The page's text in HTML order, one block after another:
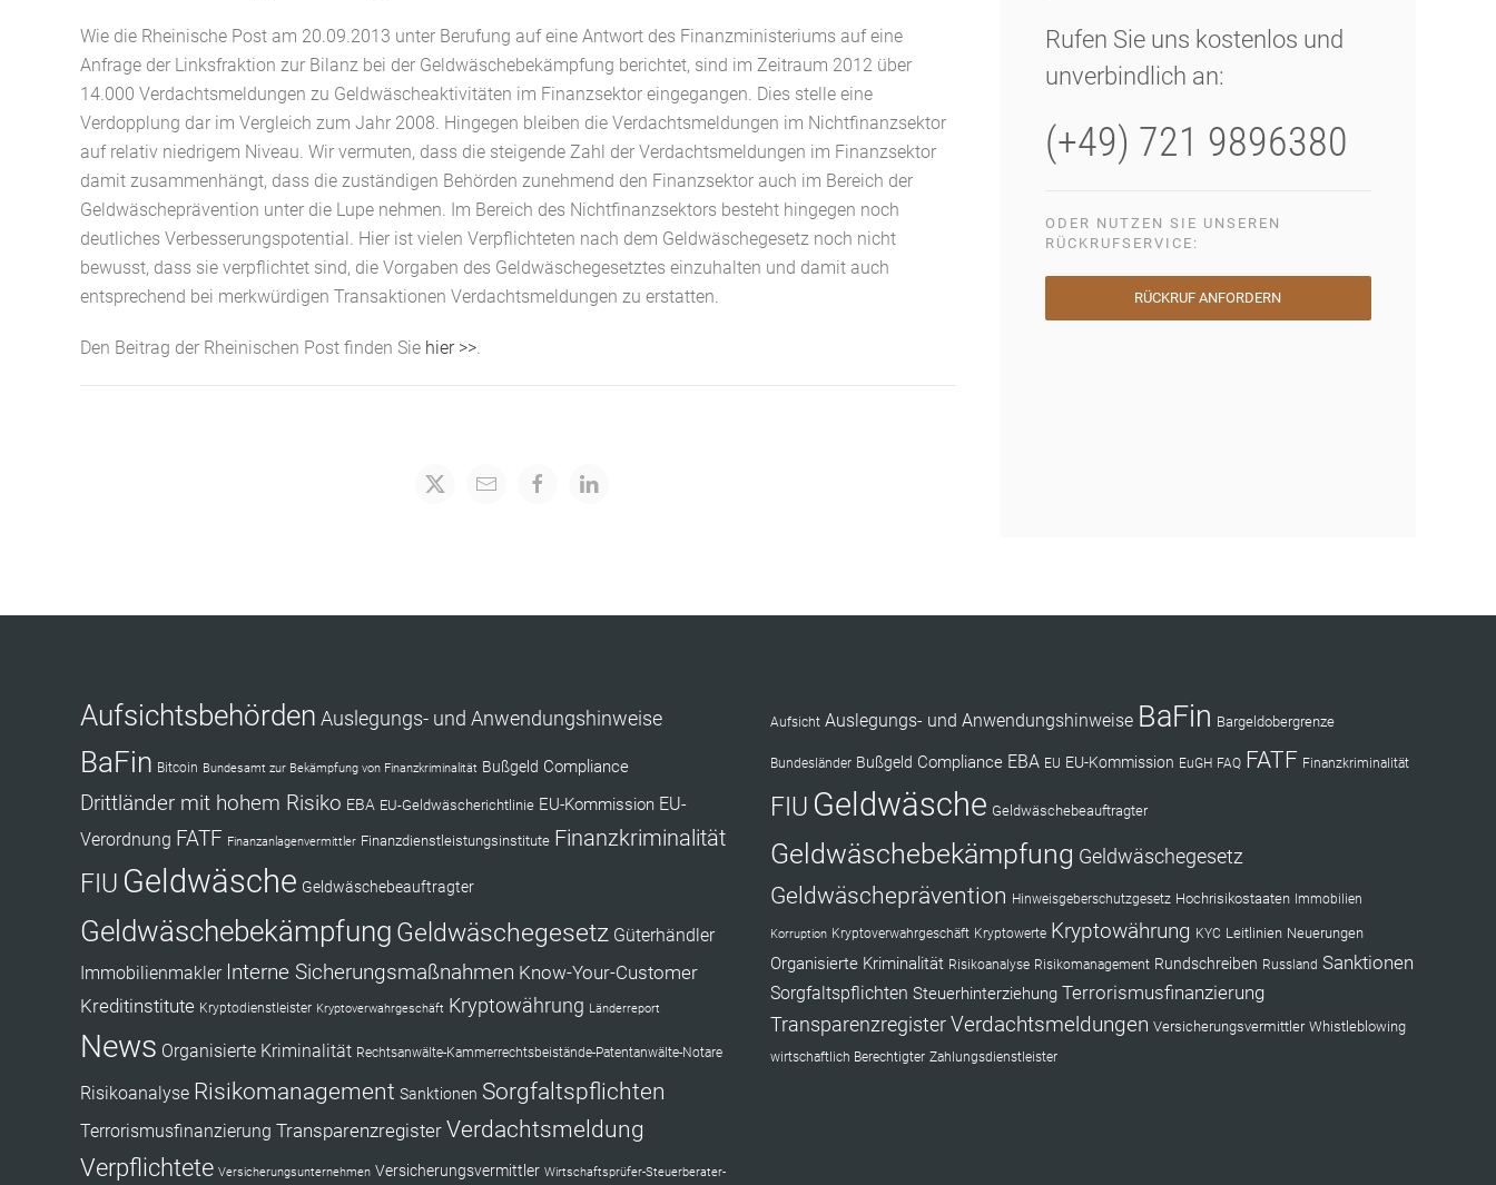
Wie die Rheinische Post am 20.09.2013 unter Berufung auf eine Antwort des Finanzministeriums auf eine
Anfrage der Linksfraktion zur Bilanz bei der Geldwäschebekämpfung berichtet, sind im Zeitraum 2012 über
14.000 Verdachtsmeldungen zu Geldwäscheaktivitäten im Finanzsektor eingegangen. Dies stelle eine
Verdopplung dar im Vergleich zum Jahr 2008. Hingegen bleiben die Verdachtsmeldungen im Nichtfinanzsektor
auf relativ niedrigem Niveau. Wir vermuten, dass die steigende Zahl der Verdachtsmeldungen im Finanzsektor
damit zusammenhängt, dass die zuständigen Behörden zunehmend den Finanzsektor auch im Bereich der
Geldwäscheprävention unter die Lupe nehmen. Im Bereich des Nichtfinanzsektors besteht hingegen noch
deutliches Verbesserungspotential. Hier ist vielen Verpflichteten nach dem Geldwäschegesetz noch nicht
bewusst, dass sie verpflichtet sind, die Vorgaben des Geldwäschegesetztes einzuhalten und damit auch
entsprechend bei merkwürdigen Transaktionen Verdachtsmeldungen zu erstatten.
Den Beitrag der Rheinischen Post finden Sie hier >>
Rufen Sie uns kostenlos und
unverbindlich an:
(+49) 721 9896380
ODER NUTZEN SIE UNSEREN
RÜCKRUFSERVICE:
RÜCKRUF ANFORDERN
Aufsichtsbehörden Auslegungs- und Anwendungshinweise
BaFin Bitcoin Bundesamt zur Bekämpfung von Finanzkriminalität Bußgeld Compliance
Drittländer mit hohem Risiko EBA EU-Geldwäscherichtlinie EU-Kommission EU-
Verordnung FATF Finanzanlagenvermittler Finanzdienstleistungsinstitute Finanzkriminalität
FIU Geldwäsche Geldwäschebeauftragter
Geldwäschebekämpfung Geldwäschegesetz Güterhändler
Immobilienmakler Interne Sicherungsmaßnahmen Know-Your-Customer
Kreditinstitute Kryptodienstleister Kryptoverwahrgeschäft Kryptowährung Länderreport
News Organisierte Kriminalität Rechtsanwälte-Kammerrechtsbeistände-Patentanwälte-Notare
Risikoanalyse Risikomanagement Sanktionen Sorgfaltspflichten
Terrorismusfinanzierung Transparenzregister Verdachtsmeldung
Verpflichtete Versicherungsunternehmen Versicherungsvermittler Wirtschaftsprüfer-Steuerberater-
Aufsicht Auslegungs- und Anwendungshinweise BaFin Bargeldobergrenze
Bundesländer Bußgeld Compliance EBA EU EU-Kommission EuGH FAQ FATF Finanzkriminalität
FIU Geldwäsche Geldwäschebeauftragter
Geldwäschebekämpfung Geldwäschegesetz
Geldwäscheprävention Hinweisgeberschutzgesetz Hochrisikostaaten Immobilien
Korruption Kryptoverwahrgeschäft Kryptowerte Kryptowährung KYC Leitlinien Neuerungen
Organisierte Kriminalität Risikoanalyse Risikomanagement Rundschreiben Russland Sanktionen
Sorgfaltspflichten Steuerhinterziehung Terrorismusfinanzierung
TransparenzregisterVerdachtsmeldungen Versicherungsvermittler Whistleblowing
wirtschaftlich Berechtigter Zahlungsdienstleister